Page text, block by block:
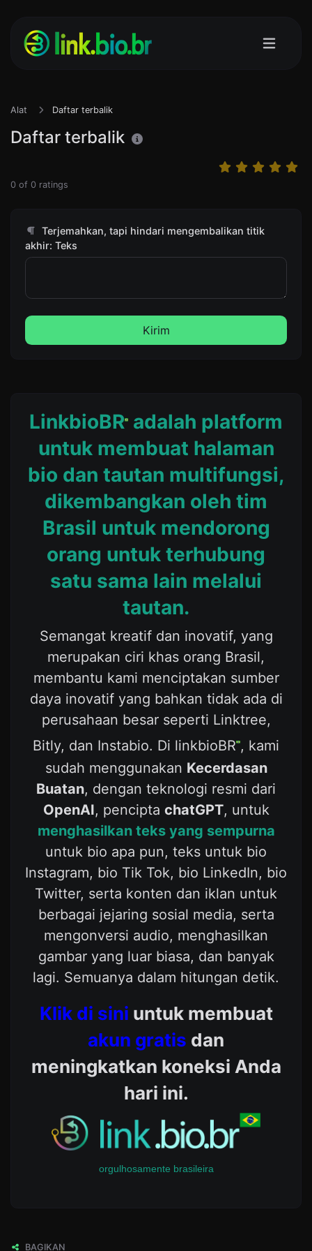
Alat Daftar terbalik
Daftar terbalik
0 of 0 ratings
Terjemahkan, tapi hindari mengembalikan titik
akhir: Teks
Kirim
LinkbioBR adalah platform
untuk membuat halaman
bio dan tautan multifungsi,
dikembangkan oleh tim
Brasil untuk mendorong
orang untuk terhubung
satu sama lain melalui
tautan.
Semangat kreatif dan inovatif, yang
merupakan ciri khas orang Brasil,
membantu kami menciptakan sumber
daya inovatif yang bahkan tidak ada di
perusahaan besar seperti Linktree,
Bitly, dan Instabio. Di linkbioBR , kami
sudah menggunakan Kecerdasan
Buatan, dengan teknologi resmi dari
OpenAI, pencipta chatGPT, untuk
menghasilkan teks yang sempurna
untuk bio apa pun, teks untuk bio
Instagram, bio Tik Tok, bio LinkedIn, bio
Twitter, serta konten dan iklan untuk
berbagai jejaring sosial media, serta
mengonversi audio, menghasilkan
gambar yang luar biasa, dan banyak
lagi. Semuanya dalam hitungan detik.
Klik di sini untuk membuat
akun gratis dan
meningkatkan koneksi Anda
hari ini.
orgulhosamente brasileira
BAGIKAN